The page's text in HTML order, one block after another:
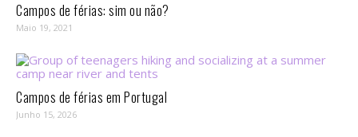
Campos de férias: sim ou não?
Maio 19, 2021
Campos de férias em Portugal
Junho 15, 2026